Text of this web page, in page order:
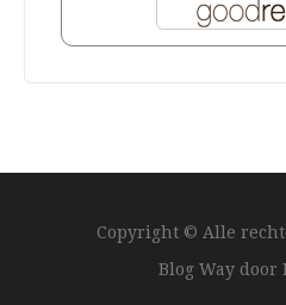
Copyright © Alle
Blog Way door